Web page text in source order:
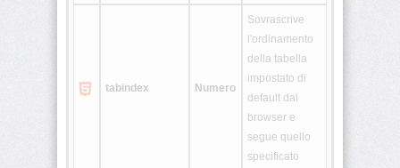
tabindex Numero
Sovrascrive
l'ordinamento
della tabella
impostato di
default dal
browser e
segue quello
specificato